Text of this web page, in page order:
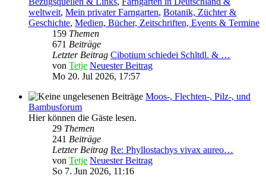
weltweit, Mein privater Farngarten, Botanik, Züchter &
Geschichte, Medien, Bücher, Zeitschriften, Events & Termine
159 Themen
671 Beiträge
Letzter Beitrag Cibotium schiedei Schltdl. & …
von Tetje Neuester Beitrag
Mo 20. Jul 2026, 17:57
Moos-, Flechten-, Pilz-, und
Bambusforum
Hier können die Gäste lesen.
29 Themen
241 Beiträge
Letzter Beitrag Re: Phyllostachys vivax aureo…
von Tetje Neuester Beitrag
So 7. Jun 2026, 11:16